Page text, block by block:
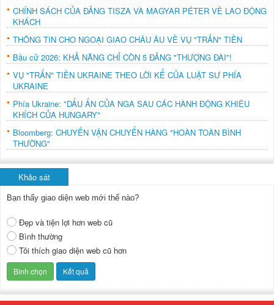
CHÍNH SÁCH CỦA ĐẢNG TISZA VÀ MAGYAR PÉTER VỀ LAO ĐỘNG
KHÁCH
THÔNG TIN CHO NGOẠI GIAO CHÂU ÂU VỀ VỤ "TRẤN" TIỀN
Bầu cử 2026: KHẢ NĂNG CHỈ CÒN 5 ĐẢNG "THƯỢNG ĐÀI"!
VỤ "TRẤN" TIỀN UKRAINE THEO LỜI KỂ CỦA LUẬT SƯ PHÍA
UKRAINE
Phía Ukraine: "DẤU ẤN CỦA NGA SAU CÁC HÀNH ĐỘNG KHIÊU
KHÍCH CỦA HUNGARY"
Bloomberg: CHUYẾN VẬN CHUYỂN HÀNG "HOÀN TOÀN BÌNH
THƯỜNG"
Khảo sát
Bạn thấy giao diện web mới thế nào?
Đẹp và tiện lợi hơn web cũ
Bình thường
Tôi thích giao diện web cũ hơn